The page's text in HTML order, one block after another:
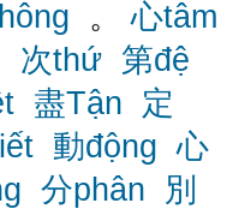
。心tâm
次thứ 第đệ
盡Tận
定
動động 心
分phân
別